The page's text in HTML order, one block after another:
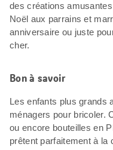
des créations
Noël aux parrains et
anniversaire ou juste
cher.
Bon à savoir
Les enfants plus grands
ménagers pour bricoler.
ou encore bouteilles en
prêtent parfaitement à la